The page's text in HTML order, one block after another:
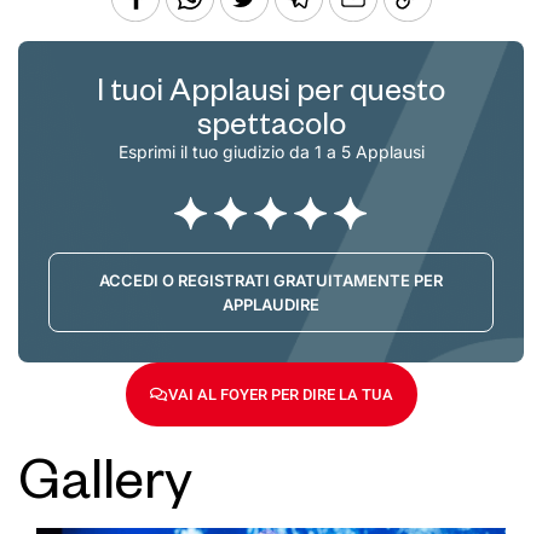
I tuoi Applausi per questo
spettacolo
Esprimi il tuo giudizio da 1 a 5 Applausi
ACCEDI O REGISTRATI GRATUITAMENTE PER
APPLAUDIRE
VAI AL FOYER PER DIRE LA TUA
Gallery